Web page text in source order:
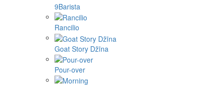
9Barista
Rancilio
Goat Story Džīna
Pour-over